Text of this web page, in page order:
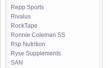
Repp Sports
Rivalus
RockTape
Ronnie Coleman SS
Rsp Nutrition
Ryse Supplements
SAN